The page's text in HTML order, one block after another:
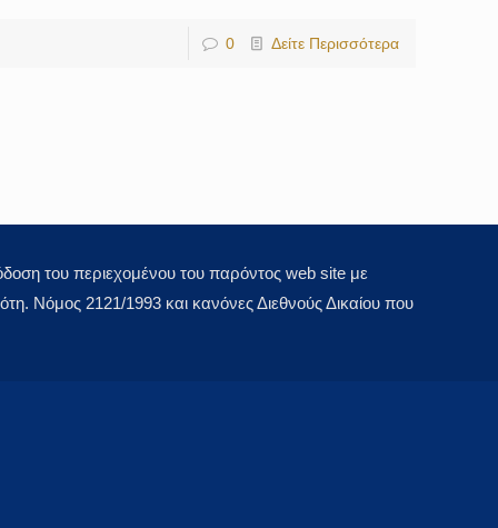
0 Δείτε Περισσότερα
του περιεχομένου του παρόντος web site με
Νόμος 2121/1993 και κανόνες Διεθνούς Δικαίου που